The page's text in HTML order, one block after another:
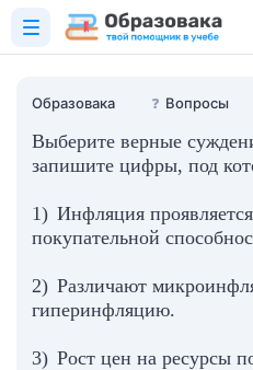
Образовака ❓ Вопросы
Выберите верные
запишите цифры, под
1) Инфляция
покупательной
2) Различают
гиперинфляцию.
3) Рост цен на ресурсы